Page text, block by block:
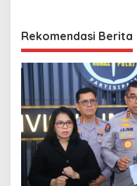
Rekomendasi Berita